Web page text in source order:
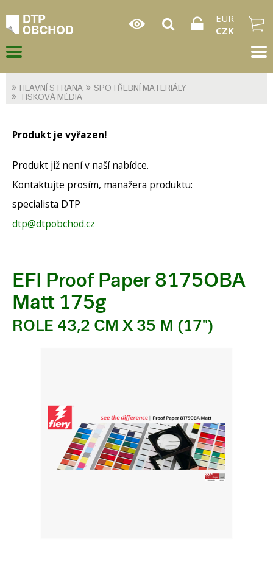
EUR
CZK
HLAVNÍ STRANA
SPOTŘEBNÍ MATERIÁLY
TISKOVÁ MÉDIA
Produkt je vyřazen!
Produkt již není v naší nabídce.
Kontaktujte prosím, manažera produktu:
specialista DTP
dtp@dtpobchod.cz
EFI Proof Paper 8175OBA
Matt 175g
ROLE 43,2 CM X 35 M (17")